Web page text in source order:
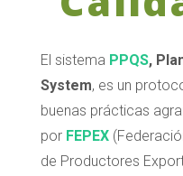
El sistema PPQS,
System, es un
buenas prácticas
por FEPEX
de Productores